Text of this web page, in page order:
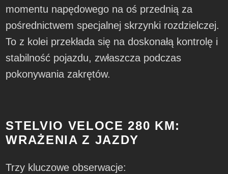
momentu napędowego na oś przednią za
pośrednictwem specjalnej skrzynki rozdzielczej.
To z kolei przekłada się na doskonałą kontrolę i
stabilność pojazdu, zwłaszcza podczas
pokonywania zakrętów.
STELVIO VELOCE 280 KM:
WRAŻENIA Z JAZDY
Trzy kluczowe obserwacje: